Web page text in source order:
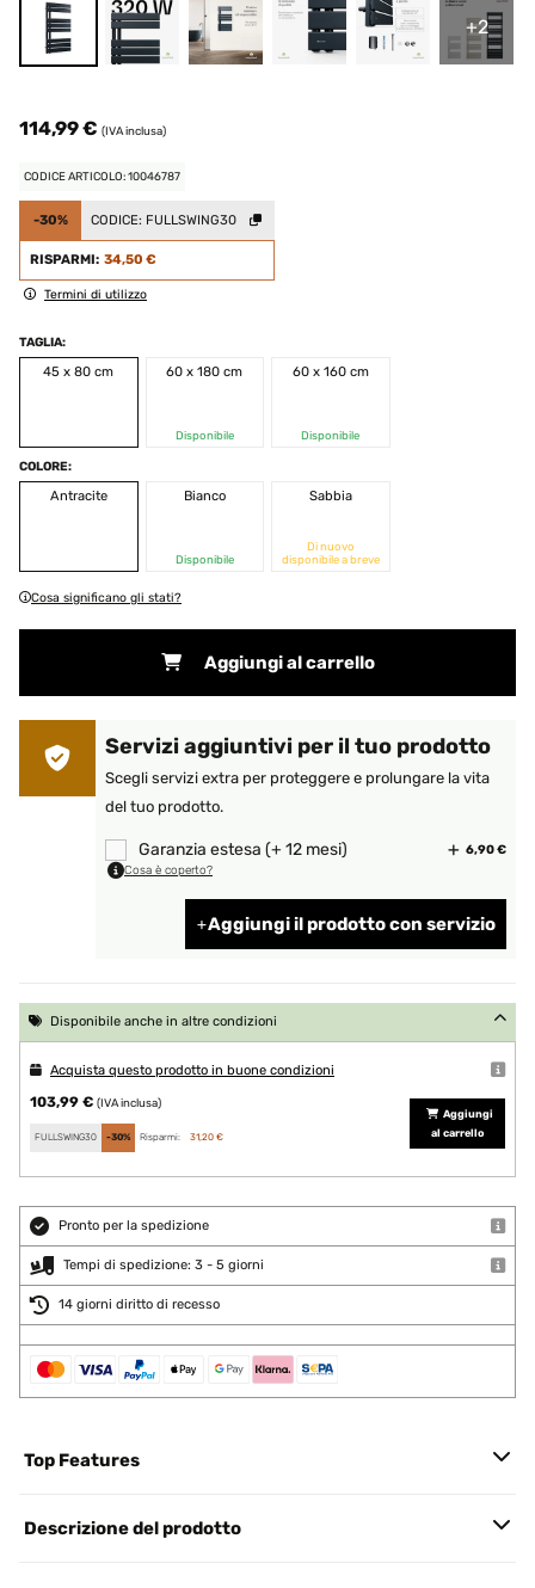
+2
114,99 € (IVA inclusa)
CODICE ARTICOLO: 10046787
-30% CODICE: FULLSWING30
RISPARMI: 34,50 €
Termini di utilizzo
TAGLIA:
45 x 80 cm
60 x 180 cm
Disponibile
60 x 160 cm
Disponibile
COLORE:
Antracite
Bianco
Disponibile
Sabbia
Di nuovo
disponibile a breve
Cosa significano gli stati?
Aggiungi al carrello
Servizi aggiuntivi per il tuo prodotto
Scegli servizi extra per proteggere e prolungare la vita
del tuo prodotto.
Garanzia estesa (+ 12 mesi) 6,90 €
Cosa è coperto?
Aggiungi il prodotto con servizio
Disponibile anche in altre condizioni
Acquista questo prodotto in buone condizioni
103,99 € (IVA inclusa)
FULLSWING30 -30% Risparmi: 31,20 €
Aggiungi
al carrello
Pronto per la spedizione
Tempi di spedizione: 3 - 5 giorni
14 giorni diritto di recesso
Top Features
Descrizione del prodotto